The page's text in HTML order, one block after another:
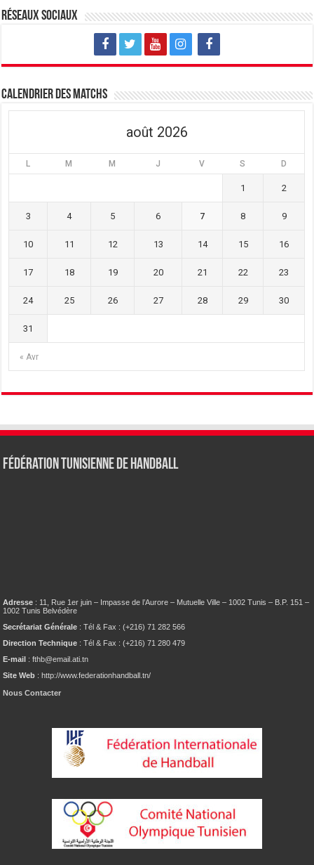
Réseaux sociaux
Calendrier des matchs
août 2026
L M M J V S D
« Avr
1 2
3 4 5 6 7 8 9
10 11 12 13 14 15 16
17 18 19 20 21 22 23
24 25 26 27 28 29 30
31
Fédération tunisienne de Handball
Adresse : 11, Rue 1er juin – Impasse de l’Aurore – Mutuelle Ville – 1002 Tunis – B.P. 151 –
1002 Tunis Belvédère
Secrétariat Générale : Tél & Fax : (+216) 71 282 566
Direction Technique : Tél & Fax : (+216) 71 280 479
E-mail : fthb@email.ati.tn
Site Web : http://www.federationhandball.tn/
Nous Contacter